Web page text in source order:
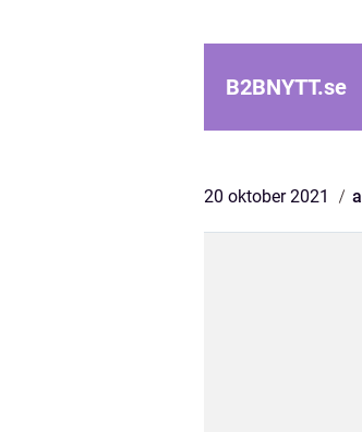
B2BNYTT.se
20 oktober 2021